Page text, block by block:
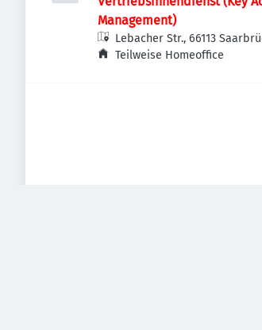
Management)
Lebacher Str., 66113
Deutschland
Teilweise Homeoffice